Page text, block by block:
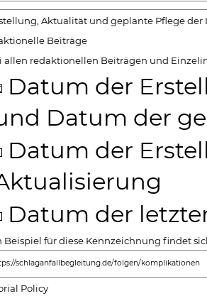
Aktualität und geplante Pflege
Beiträge
allen redaktionellen Beiträgen und
Datum der
Datum der
Datum der
Datum der
Beispiel für diese Kennzeichnung findet
schlaganfallbegleitung.de/folgen/komplikationen
Policy